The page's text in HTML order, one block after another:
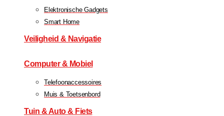
Elektronische Gadgets
Smart Home
Veiligheid & Navigatie
Computer & Mobiel
Telefoonaccessoires
Muis & Toetsenbord
Tuin & Auto & Fiets